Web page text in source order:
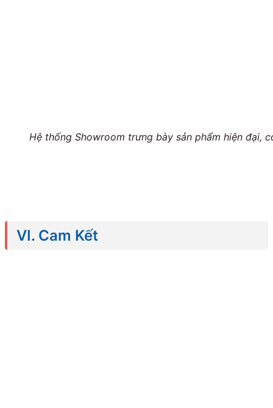
Hệ thống Showroom trưng bày sản phẩm hiện đại,
VI. Cam Kết